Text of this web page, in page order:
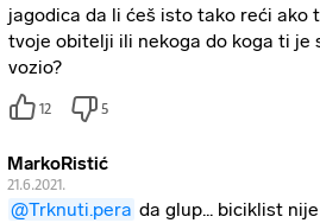
jagodica da li ćeš isto tako reći ako
tvoje obitelji ili nekoga do koga ti je
vozio?
12 5
MarkoRistić
21.6.2021.
@Trknuti.pera da glup... biciklist